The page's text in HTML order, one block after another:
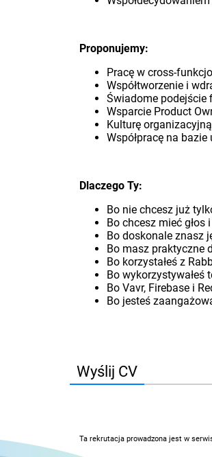
Proponujemy:
Pracę w cross-
Współtworzenie i
Świadome podejście
Wsparcie Product
Kulturę
Współpracę na
Dlaczego Ty:
Bo nie chcesz już
Bo chcesz mieć głos
Bo doskonale znasz
Bo masz praktyczne
Bo korzystałeś z
Bo wykorzystywałeś
Bo Vavr, Firebase i
Bo jesteś
Wyślij CV
Ta rekrutacja prowadzona jest w